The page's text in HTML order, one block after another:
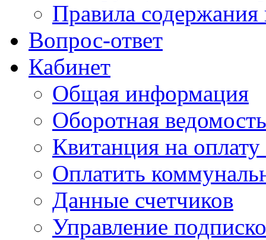
Правила
Вопрос-ответ
Кабинет
Общая информация
Оборотная ведомость
Квитанция на
Оплатить
Данные счетчиков
Управление